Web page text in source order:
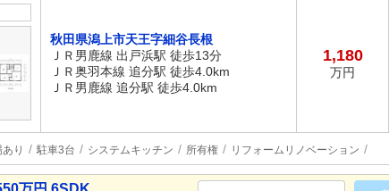
秋田県潟上市天王字細谷長根
ＪＲ男鹿線 出戸浜駅 徒歩13分
ＪＲ奥羽本線 追分駅 徒歩4.0km
ＪＲ男鹿線 追分駅 徒歩4.0km
1,180
万円
り 駐車3台 システムキッチン 所有権 リフォームリノベーション